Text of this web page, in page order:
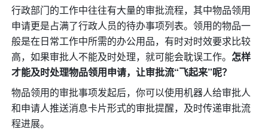
行政部门的工作中往往有大量的审批流程，其中物品领用
申请更是占满了行政人员的待办事项列表。领用的物品一
般是在日常工作中所需的办公用品，有时对时效要求比较
高，如果审批人不能及时处理，就可能会耽误工作。 怎样
才能及时处理物品领用申请，让审批流“飞起来”呢？
物品领用的审批事项发起后，你可以使用机器人给审批人
和申请人推送消息卡片形式的审批提醒，及时传递审批流
程进展。